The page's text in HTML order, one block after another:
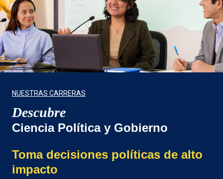
NUESTRAS CARRERAS
Descubre
Ciencia Política y Gobierno
Toma decisiones políticas de alto
impacto